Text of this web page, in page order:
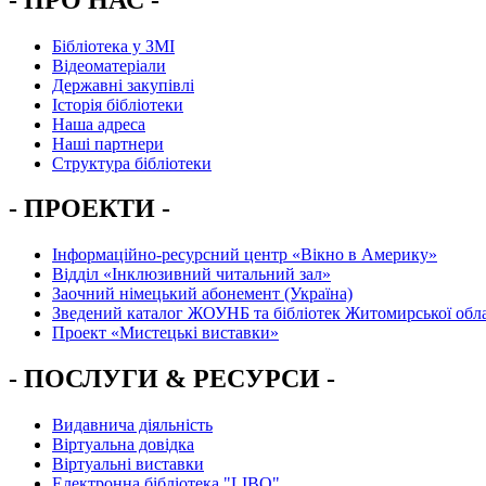
Бібліотека у ЗМІ
Відеоматеріали
Державні закупівлі
Історія бібліотеки
Наша адреса
Наші партнери
Структура бібліотеки
- ПРОЕКТИ -
Інформаційно-ресурсний центр «Вікно в Америку»
Вiддiл «Інклюзивний читальний зал»
Заочний німецький абонемент (Україна)
Зведений каталог ЖОУНБ та бібліотек Житомирської
Проект «Мистецькі виставки»
- ПОСЛУГИ & РЕСУРСИ -
Видавнича діяльність
Віртуальна довідка
Віртуальні виставки